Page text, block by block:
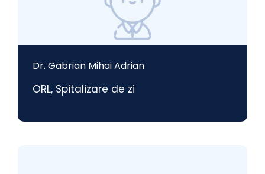
Dr. Gabrian Mihai Adrian
ORL, Spitalizare de zi